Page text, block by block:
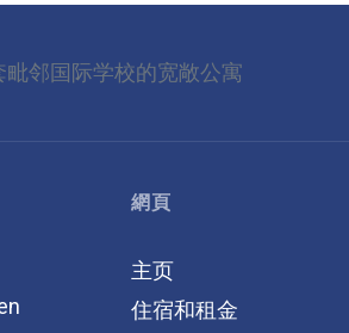
邻国际学校的宽敞公寓
網頁
主页
住宿和租金